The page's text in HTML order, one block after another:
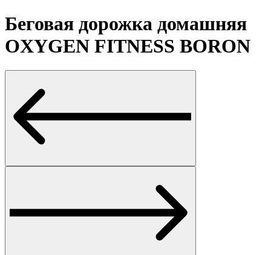
Беговая дорожка домашняя
OXYGEN FITNESS BORON